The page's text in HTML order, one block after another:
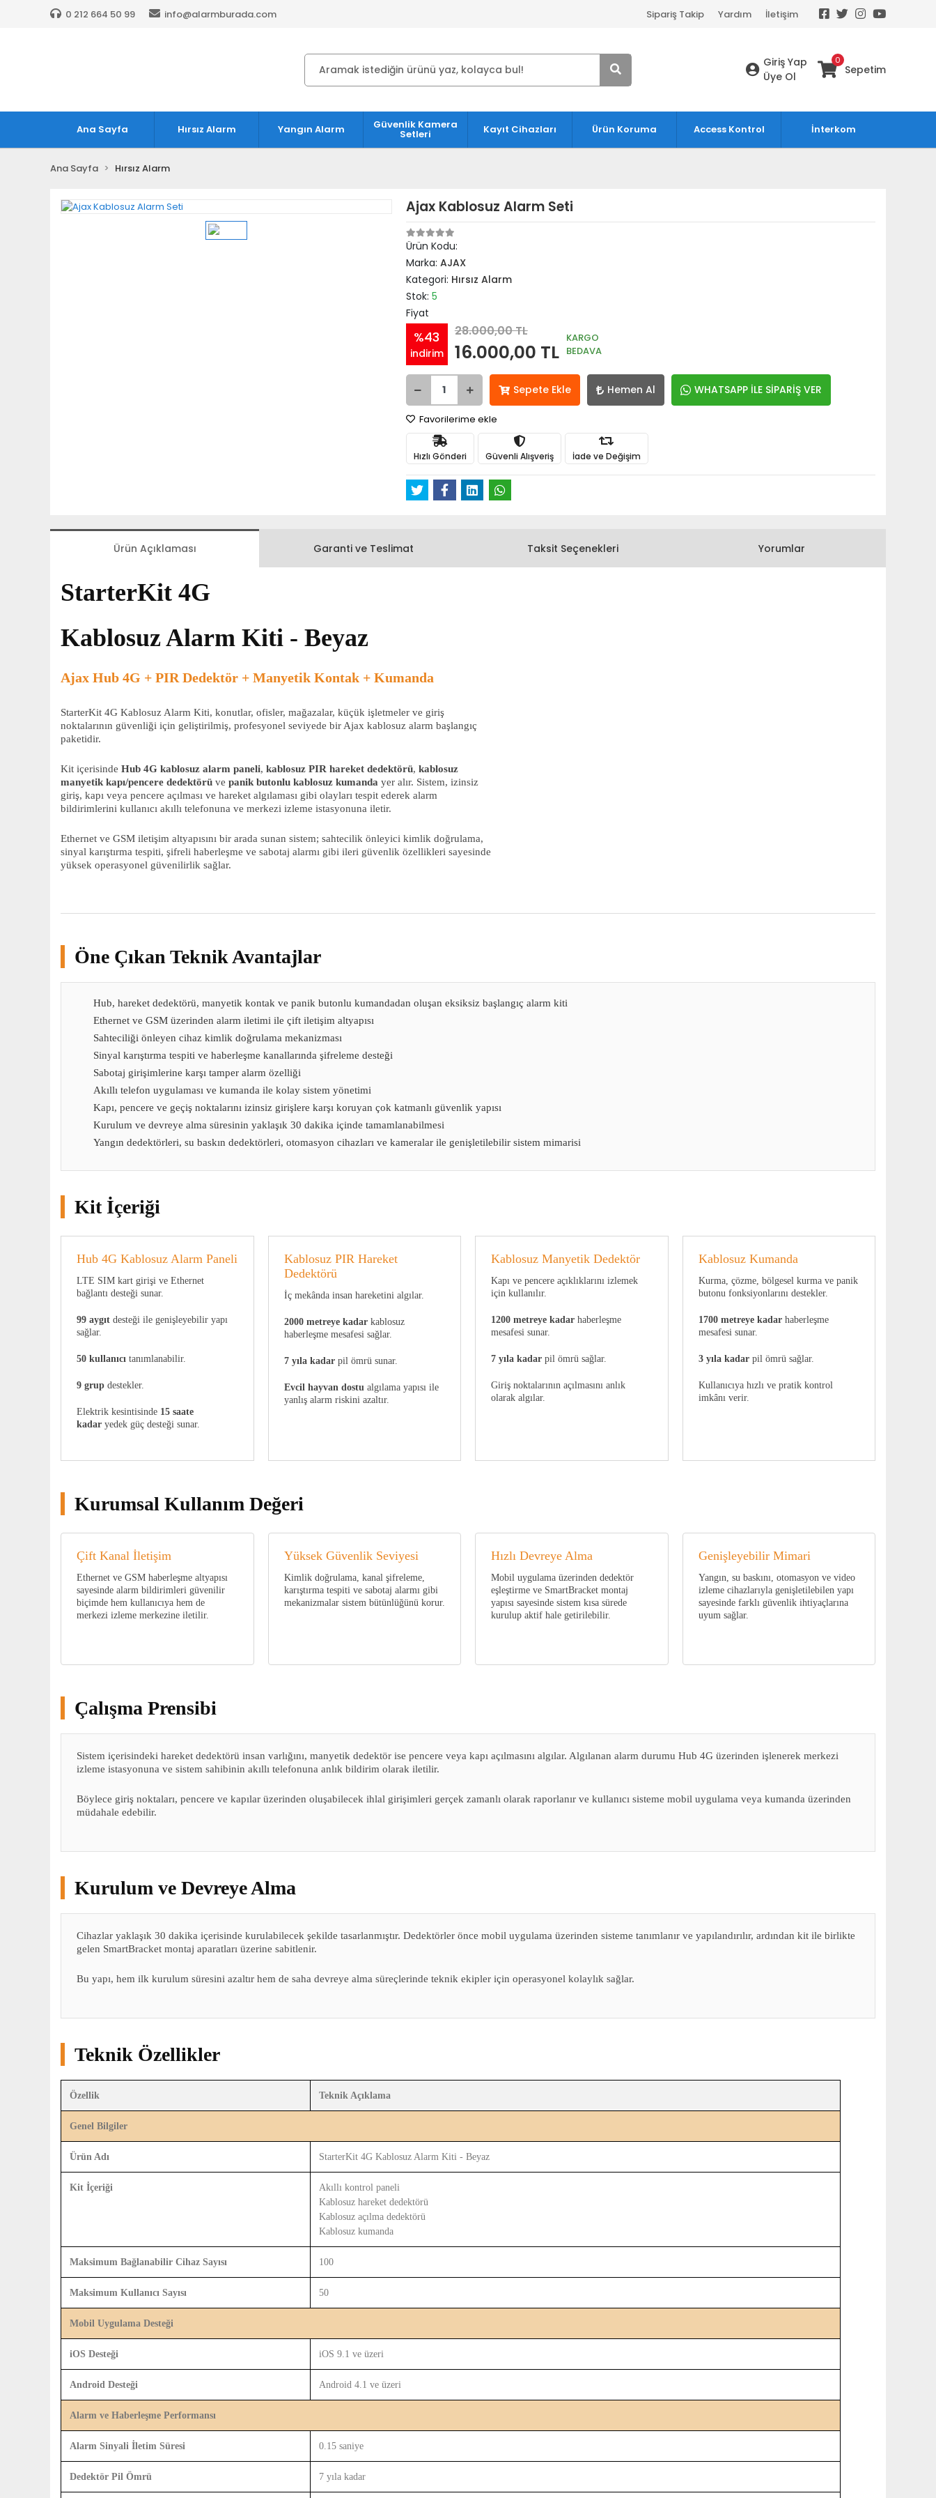
0 212 664 50 99 info@alarmburada.com Sipariş Takip Yardım İletişim
Giriş Yap
Üye Ol
0
Sepetim
Ana Sayfa Hırsız Alarm Yangın Alarm Güvenlik Kamera
Setleri Kayıt Cihazları Ürün Koruma Access Kontrol İnterkom
Ana Sayfa Hırsız Alarm
Ajax Kablosuz Alarm Seti
Ürün Kodu:
Marka: AJAX
Kategori: Hırsız Alarm
Stok: 5
Fiyat
%43
indirim
28.000,00 TL
16.000,00 TL
KARGO
BEDAVA
Sepete Ekle Hemen Al WHATSAPP İLE SİPARİŞ VER
Favorilerime ekle
Hızlı Gönderi Güvenli Alışveriş İade ve Değişim
Ürün Açıklaması Garanti ve Teslimat Taksit Seçenekleri Yorumlar
StarterKit 4G
Kablosuz Alarm Kiti - Beyaz
Ajax Hub 4G + PIR Dedektör + Manyetik Kontak + Kumanda
StarterKit 4G Kablosuz Alarm Kiti, konutlar, ofisler, mağazalar, küçük işletmeler ve giriş
noktalarının güvenliği için geliştirilmiş, profesyonel seviyede bir Ajax kablosuz alarm başlangıç
paketidir.
Kit içerisinde Hub 4G kablosuz alarm paneli, kablosuz PIR hareket dedektörü, kablosuz
manyetik kapı/pencere dedektörü ve panik butonlu kablosuz kumanda yer alır. Sistem, izinsiz
giriş, kapı veya pencere açılması ve hareket algılaması gibi olayları tespit ederek alarm
bildirimlerini kullanıcı akıllı telefonuna ve merkezi izleme istasyonuna iletir.
Ethernet ve GSM iletişim altyapısını bir arada sunan sistem; sahtecilik önleyici kimlik doğrulama,
sinyal karıştırma tespiti, şifreli haberleşme ve sabotaj alarmı gibi ileri güvenlik özellikleri sayesinde
yüksek operasyonel güvenilirlik sağlar.
Öne Çıkan Teknik Avantajlar
Hub, hareket dedektörü, manyetik kontak ve panik butonlu kumandadan oluşan eksiksiz başlangıç alarm kiti
Ethernet ve GSM üzerinden alarm iletimi ile çift iletişim altyapısı
Sahteciliği önleyen cihaz kimlik doğrulama mekanizması
Sinyal karıştırma tespiti ve haberleşme kanallarında şifreleme desteği
Sabotaj girişimlerine karşı tamper alarm özelliği
Akıllı telefon uygulaması ve kumanda ile kolay sistem yönetimi
Kapı, pencere ve geçiş noktalarını izinsiz girişlere karşı koruyan çok katmanlı güvenlik yapısı
Kurulum ve devreye alma süresinin yaklaşık 30 dakika içinde tamamlanabilmesi
Yangın dedektörleri, su baskın dedektörleri, otomasyon cihazları ve kameralar ile genişletilebilir sistem mimarisi
Kit İçeriği
Hub 4G Kablosuz Alarm Paneli
LTE SIM kart girişi ve Ethernet
bağlantı desteği sunar.
99 aygıt desteği ile genişleyebilir yapı
sağlar.
50 kullanıcı tanımlanabilir.
9 grup destekler.
Elektrik kesintisinde 15 saate
kadar yedek güç desteği sunar.
Kablosuz PIR Hareket
Dedektörü
İç mekânda insan hareketini algılar.
2000 metreye kadarkablosuz
haberleşme mesafesi sağlar.
7 yıla kadarpil ömrü sunar.
Evcil hayvan dostu algılama yapısı ile
yanlış alarm riskini azaltır.
Kablosuz Manyetik Dedektör
Kapı ve pencere açıklıklarını izlemek
için kullanılır.
1200 metreye kadar haberleşme
mesafesi sunar.
7 yıla kadar pil ömrü sağlar.
Giriş noktalarının açılmasını anlık
olarak algılar.
Kablosuz Kumanda
Kurma, çözme, bölgesel kurma ve panik
butonu fonksiyonlarını destekler.
1700 metreye kadarhaberleşme
mesafesi sunar.
3 yıla kadarpil ömrü sağlar.
Kullanıcıya hızlı ve pratik kontrol
imkânı verir.
Kurumsal Kullanım Değeri
Çift Kanal İletişim
Ethernet ve GSM haberleşme altyapısı
sayesinde alarm bildirimleri güvenilir
biçimde hem kullanıcıya hem de
merkezi izleme merkezine iletilir.
Yüksek Güvenlik Seviyesi
Kimlik doğrulama, kanal şifreleme,
karıştırma tespiti ve sabotaj alarmı gibi
mekanizmalar sistem bütünlüğünü korur.
Hızlı Devreye Alma
Mobil uygulama üzerinden dedektör
eşleştirme ve SmartBracket montaj
yapısı sayesinde sistem kısa sürede
kurulup aktif hale getirilebilir.
Genişleyebilir Mimari
Yangın, su baskını, otomasyon ve video
izleme cihazlarıyla genişletilebilen yapı
sayesinde farklı güvenlik ihtiyaçlarına
uyum sağlar.
Çalışma Prensibi
Sistem içerisindeki hareket dedektörü insan varlığını, manyetik dedektör ise pencere veya kapı açılmasını algılar. Algılanan alarm durumu Hub 4G üzerinden işlenerek merkezi
izleme istasyonuna ve sistem sahibinin akıllı telefonuna anlık bildirim olarak iletilir.
Böylece giriş noktaları, pencere ve kapılar üzerinden oluşabilecek ihlal girişimleri gerçek zamanlı olarak raporlanır ve kullanıcı sisteme mobil uygulama veya kumanda üzerinden
müdahale edebilir.
Kurulum ve Devreye Alma
Cihazlar yaklaşık 30 dakika içerisinde kurulabilecek şekilde tasarlanmıştır. Dedektörler önce mobil uygulama üzerinden sisteme tanımlanır ve yapılandırılır, ardından kit ile birlikte
gelen SmartBracket montaj aparatları üzerine sabitlenir.
Bu yapı, hem ilk kurulum süresini azaltır hem de saha devreye alma süreçlerinde teknik ekipler için operasyonel kolaylık sağlar.
Teknik Özellikler
Özellik Teknik Açıklama
Genel Bilgiler
Ürün Adı StarterKit 4G Kablosuz Alarm Kiti - Beyaz
Kit İçeriği
Akıllı kontrol paneli
Kablosuz hareket dedektörü
Kablosuz açılma dedektörü
Kablosuz kumanda
Maksimum Bağlanabilir Cihaz Sayısı 100
Maksimum Kullanıcı Sayısı 50
Mobil Uygulama Desteği
iOS Desteği iOS 9.1 ve üzeri
Android Desteği Android 4.1 ve üzeri
Alarm ve Haberleşme Performansı
Alarm Sinyali İletim Süresi 0.15 saniye
Dedektör Pil Ömrü 7 yıla kadar